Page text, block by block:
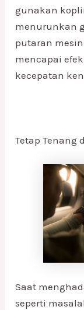
gunakan
menurunkan
putaran
mencapai
kecepatan
Tetap Tenang
Saat
seperti